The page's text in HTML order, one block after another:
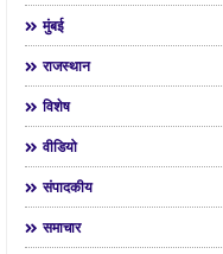
मुंबई
राजस्थान
विशेष
वीडियो
संपादकीय
समाचार